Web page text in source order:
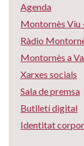
Agenda
Montornès Viu
Ràdio
Montornès a
Xarxes socials
Sala de premsa
Butlletí digital
Identitat